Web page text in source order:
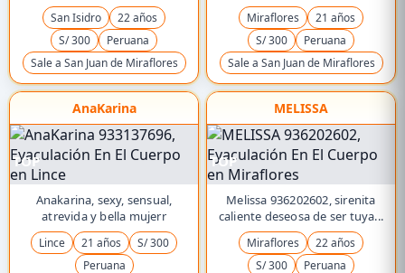
San Isidro
22 años
S/ 300
Peruana
Sale a San Juan de Miraflores
Miraflores
21 años
S/ 300
Peruana
Sale a San Juan de Miraflores
AnaKarina
TOP
Anakarina, sexy, sensual,
atrevida y bella mujerr
Lince 21 años
S/ 300
Peruana
MELISSA
TOP
Melissa 936202602, sirenita
caliente deseosa de ser tuya...
Miraflores
22 años
S/ 300
Peruana